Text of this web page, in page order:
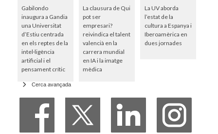
Gabilondo
inaugura a Gandia
una Universitat
d’Estiu centrada
en els reptes de la
intel·ligència
artificial i el
pensament crític
La clausura de Qui
pot ser
empresari?
reivindica el talent
valencià en la
carrera mundial
en IA i la imatge
mèdica
La UV aborda
l’estat de la
cultura a Espanya i
Iberoamèrica en
dues jornades
Cerca avançada